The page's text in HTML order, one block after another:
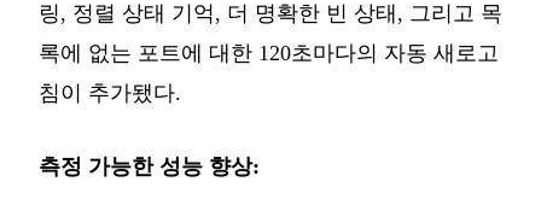
링, 정렬 상태 기억, 더 명확한 빈 상태, 그리고 목
록에 없는 포트에 대한 120초마다의 자동 새로고
침이 추가됐다.
측정 가능한 성능 향상: